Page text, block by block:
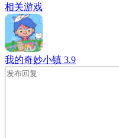
相关游戏
我的奇妙小镇 3.9